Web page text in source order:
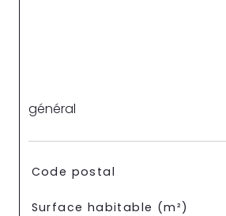
général
TRAD_SIROCCO_Caracteristique
Code postal
Surface habitable (m²)